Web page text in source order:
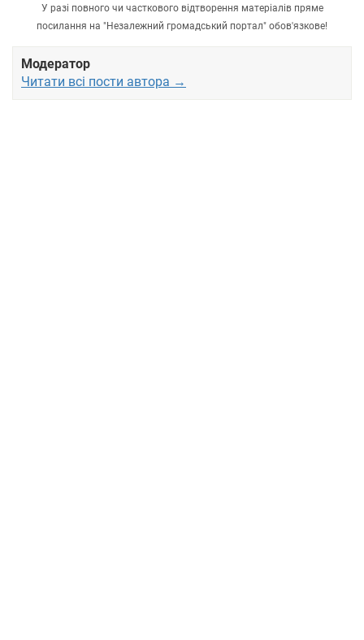
У разі повного чи часткового відтворення матеріалів пряме
посилання на "Незалежний громадський портал" обов'язкове!
Модератор
Читати всі пости автора →